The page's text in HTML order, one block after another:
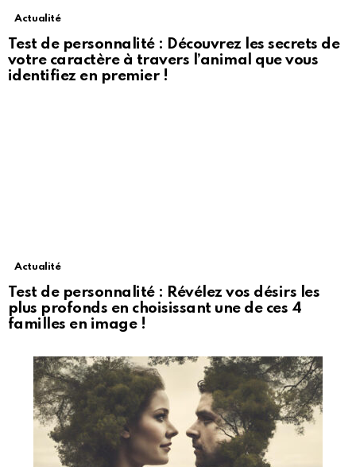
Actualité
Test de personnalité : Découvrez les secrets de
votre caractère à travers l’animal que vous
identifiez en premier !
Actualité
Test de personnalité : Révélez vos désirs les
plus profonds en choisissant une de ces 4
familles en image !